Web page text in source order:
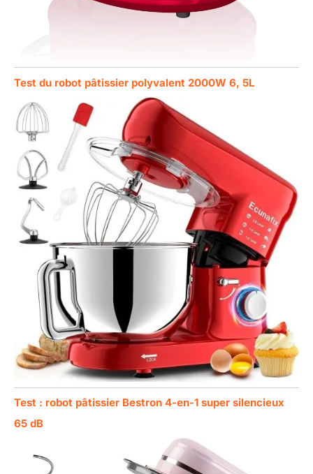
Test du robot pâtissier polyvalent 2000W 6, 5L
Test : robot pâtissier Bestron 4-en-1 super silencieux
65 dB